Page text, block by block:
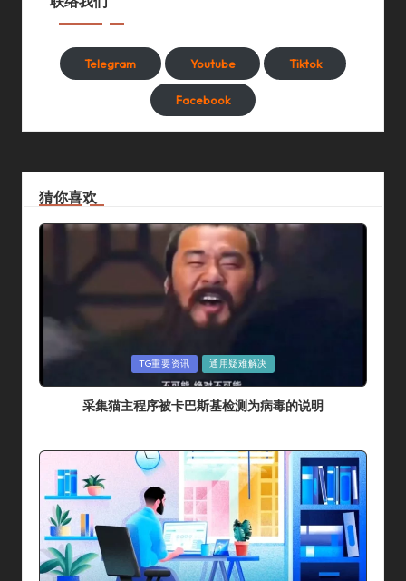
Telegram Youtube Tiktok
Facebook
猜你喜欢
Posted
TG重要资讯 通用疑难解决
采集猫主程序被卡巴斯基检测为病毒的说明